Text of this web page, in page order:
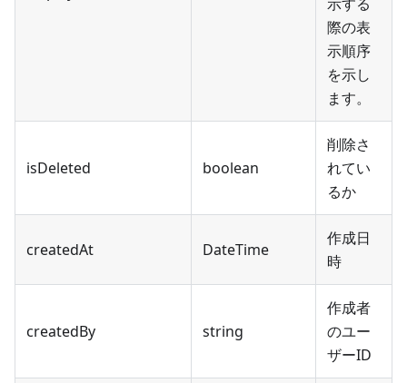
際の表
示順序
を示し
ます。
isDeleted boolean
削除さ
れてい
るか
createdAt DateTime
作成日
時
createdBy string
作成者
のユー
ザーID